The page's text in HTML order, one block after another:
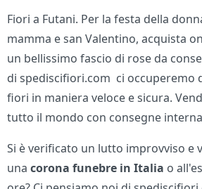
Fiori a Futani. Per la festa della
mamma e san Valentino, acquista
un bellissimo fascio di rose da
di spediscifiori.com ci occuperemo
fiori in maniera veloce e sicura.
tutto il mondo con consegne
Si è verificato un lutto improvviso e
unacorona funebre in Italia o